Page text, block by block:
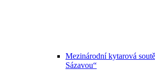
Mezinárodní kytarová
Sázavou“